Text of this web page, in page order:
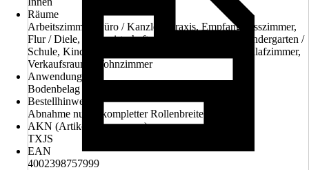
Räume
Arbeitszimmer, Büro / Kanzlei / Praxis, Empfang, Esszimmer,
Flur / Diele, Hauswirtschaftsraum, Hotelzimmer, Kindergarten /
Schule, Kinderzimmer, Konferenzraum, Küche, Schlafzimmer,
Verkaufsraum, Wohnzimmer
Anwendung
Bodenbelag
Bestellhinweis
Abnahme nur in kompletter Rollenbreite möglich!
AKN (Artikelkurznummer)
TXJS
EAN
4002398757999